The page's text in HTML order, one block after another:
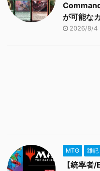
が可能な
2026/8/4
MTG 雑記
【統率者